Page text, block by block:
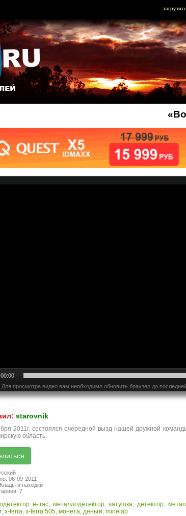
загрузить
00:00
Для просмотра видео вам необходимо обновить браузер до
starovnik
2011г. состоялся очередной вызд нашей дружной
область.
06-09-2011
и находки
7
e-trac, металлодетектор, катушка, детектор,
, x-terra, x-terra 505, монета, деньги, minelab